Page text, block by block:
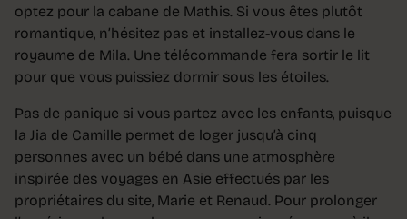
optez pour la cabane de Mathis. Si vous êtes plutôt
romantique, n’hésitez pas et installez-vous dans le
royaume de Mila. Une télécommande fera sortir le lit
pour que vous puissiez dormir sous les étoiles.
Pas de panique si vous partez avec les enfants, puisque
la Jia de Camille permet de loger jusqu’à cinq
personnes avec un bébé dans une atmosphère
inspirée des voyages en Asie effectués par les
propriétaires du site, Marie et Renaud. Pour prolonger